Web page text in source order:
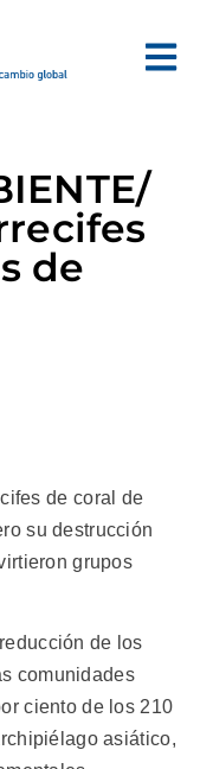
de
de coral de
su destrucción
grupos
de los
comunidades
ciento de los 210
asiático,